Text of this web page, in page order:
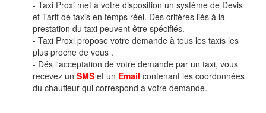
- Taxi Proxi met à votre disposition un système de Devis
et Tarif de taxis en temps réel. Des critères liés à la
prestation du taxi peuvent être spécifiés.
- Taxi Proxi propose votre demande à tous les taxis les
plus proche de vous .
- Dés l'acceptation de votre demande par un taxi, vous
recevez un SMS et un Email contenant les coordonnées
du chauffeur qui correspond à votre demande.